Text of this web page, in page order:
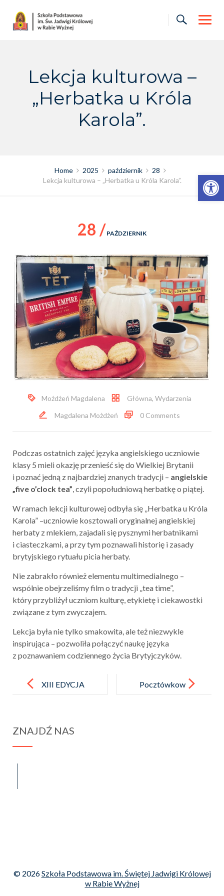
Otwórz pasek narzędzi
content
Lekcja kulturowa –
„Herbatka u Króla
Karola”.
Home 2025 październik
28
Lekcja kulturowa – „Herbatka u Króla Karola”.
28 / PAŹDZIERNIK
Możdżeń Magdalena Główna, Wydarzenia
Magdalena Możdżeń
0 Comments
Podczas ostatnich zajęć języka angielskiego uczniowie
klasy 5 mieli okazję przenieść się do Wielkiej Brytanii
i poznać jedną z najbardziej znanych tradycji – angielskie
„five o’clock tea”, czyli popołudniową herbatkę o piątej.
W ramach lekcji kulturowej odbyła się „Herbatka u Króla
Karola” –uczniowie kosztowali oryginalnej angielskiej
herbaty z mlekiem, zajadali się pysznymi herbatnikami
i ciasteczkami, a przy tym poznawali historię i zasady
brytyjskiego rytuału picia herbaty.
Nie zabrakło również elementu multimedialnego –
wspólnie obejrzeliśmy film o tradycji „tea time”,
który przybliżył uczniom kulturę, etykietę i ciekawostki
związane z tym zwyczajem.
Lekcja była nie tylko smakowita, ale też niezwykle
inspirująca – pozwoliła połączyć naukę języka
z poznawaniem codziennego życia Brytyjczyków.
navigationXIII EDYCJA
GO „OJCA
Pocztówkow
ZNAJDŹ NAS
© 2026Szkoła Podstawowa im. Świętej Jadwigi Królowej
w Rabie Wyżnej